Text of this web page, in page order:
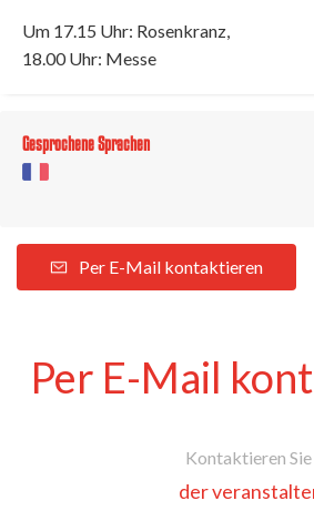
Um 17.15 Uhr: Rosenkranz,
18.00 Uhr: Messe
Gesprochene Sprachen
Per E-Mail kontaktieren
Per E-Mail
Kontaktieren Sie
der